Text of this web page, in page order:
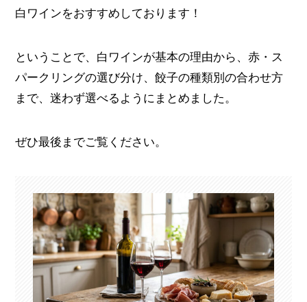
白ワインをおすすめしております！
ということで、白ワインが基本の理由から、赤・ス
パークリングの選び分け、餃子の種類別の合わせ方
まで、迷わず選べるようにまとめました。
ぜひ最後までご覧ください。